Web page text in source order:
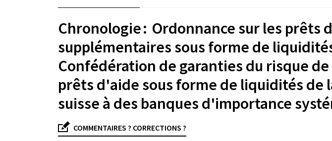
Chronologie : Ordonnance sur les prêts
supplémentaires sous forme de
Confédération de garanties du risque
prêts d'aide sous forme de liquidités de
suisse à des banques d'importance
COMMENTAIRES ? CORRECTIONS ?